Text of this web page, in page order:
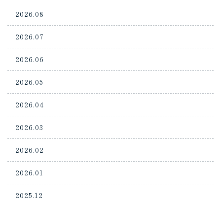
2026.08
2026.07
2026.06
2026.05
2026.04
2026.03
2026.02
2026.01
2025.12